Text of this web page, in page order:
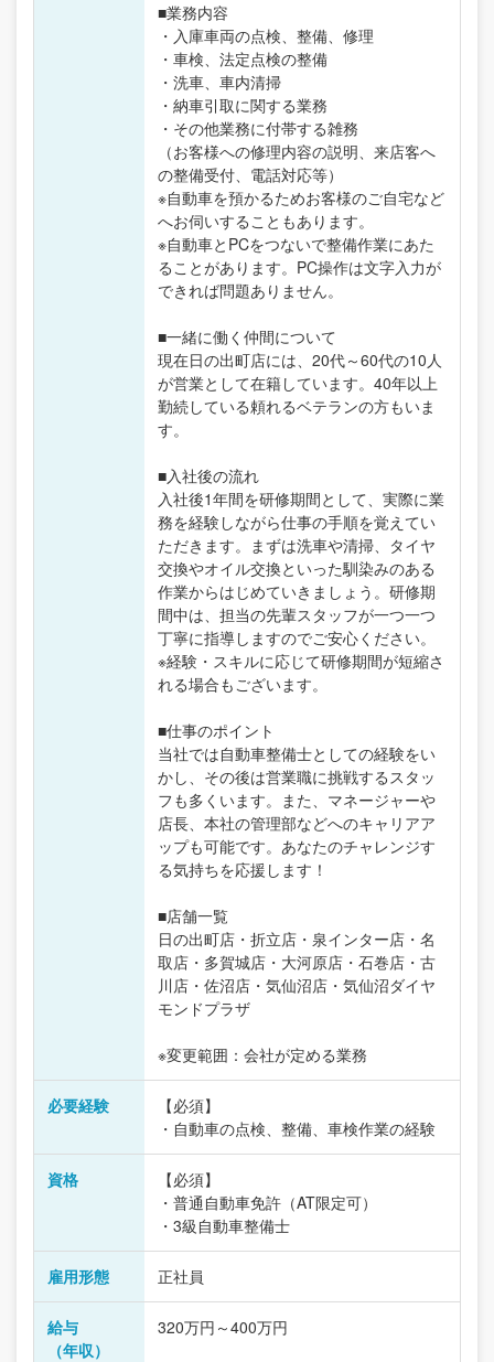
■業務内容
・入庫車両の点検、整備、修理
・車検、法定点検の整備
・洗車、車内清掃
・納車引取に関する業務
・その他業務に付帯する雑務
（お客様への修理内容の説明、来店客へ
の整備受付、電話対応等）
※自動車を預かるためお客様のご自宅など
へお伺いすることもあります。
※自動車とPCをつないで整備作業にあた
ることがあります。PC操作は文字入力が
できれば問題ありません。
■一緒に働く仲間について
現在日の出町店には、20代～60代の10人
が営業として在籍しています。40年以上
勤続している頼れるベテランの方もいま
す。
■入社後の流れ
入社後1年間を研修期間として、実際に業
務を経験しながら仕事の手順を覚えてい
ただきます。まずは洗車や清掃、タイヤ
交換やオイル交換といった馴染みのある
作業からはじめていきましょう。研修期
間中は、担当の先輩スタッフが一つ一つ
丁寧に指導しますのでご安心ください。
※経験・スキルに応じて研修期間が短縮さ
れる場合もございます。
■仕事のポイント
当社では自動車整備士としての経験をい
かし、その後は営業職に挑戦するスタッ
フも多くいます。また、マネージャーや
店長、本社の管理部などへのキャリアア
ップも可能です。あなたのチャレンジす
る気持ちを応援します！
■店舗一覧
日の出町店・折立店・泉インター店・名
取店・多賀城店・大河原店・石巻店・古
川店・佐沼店・気仙沼店・気仙沼ダイヤ
モンドプラザ
※変更範囲：会社が定める業務
必要経験
【必須】
・自動車の点検、整備、車検作業の経験
資格
【必須】
・普通自動車免許（AT限定可）
・3級自動車整備士
雇用形態 正社員
給与
（年収）
320万円～400万円